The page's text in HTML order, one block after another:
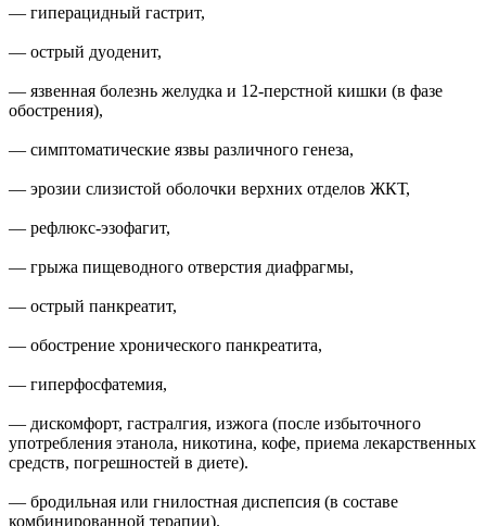
— гиперацидный гастрит,
— острый дуоденит,
— язвенная болезнь желудка и 12-перстной кишки (в фазе
обострения),
— симптоматические язвы различного генеза,
— эрозии слизистой оболочки верхних отделов ЖКТ,
— рефлюкс-эзофагит,
— грыжа пищеводного отверстия диафрагмы,
— острый панкреатит,
— обострение хронического панкреатита,
— гиперфосфатемия,
— дискомфорт, гастралгия, изжога (после избыточного
употребления этанола, никотина, кофе, приема лекарственных
средств, погрешностей в диете).
— бродильная или гнилостная диспепсия (в составе
комбинированной терапии).